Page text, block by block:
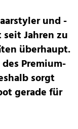
und -
Jahren zu
überhaupt.
Premium-
sorgt
gerade für